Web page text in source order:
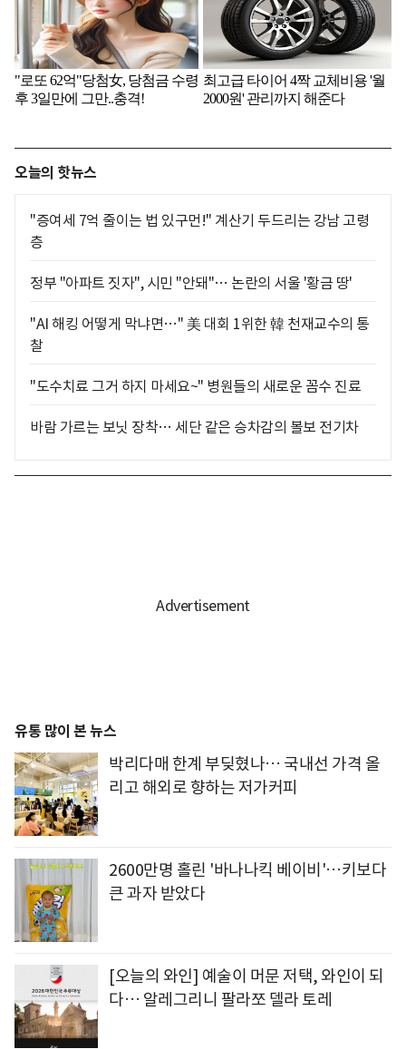
오늘의 핫뉴스
"증여세 7억 줄이는 법 있구먼!" 계산기 두드리는 강남 고령
층
정부 "아파트 짓자", 시민 "안돼"… 논란의 서울 '황금 땅'
"AI 해킹 어떻게 막냐면…" 美 대회 1위한 韓 천재교수의 통
찰
"도수치료 그거 하지 마세요~" 병원들의 새로운 꼼수 진료
바람 가르는 보닛 장착… 세단 같은 승차감의 볼보 전기차
유통 많이 본 뉴스
박리다매 한계 부딪혔나… 국내선 가격 올
리고 해외로 향하는 저가커피
2600만명 홀린 '바나나킥 베이비'…키보다
큰 과자 받았다
[오늘의 와인] 예술이 머문 저택, 와인이 되
다… 알레그리니 팔라쪼 델라 토레